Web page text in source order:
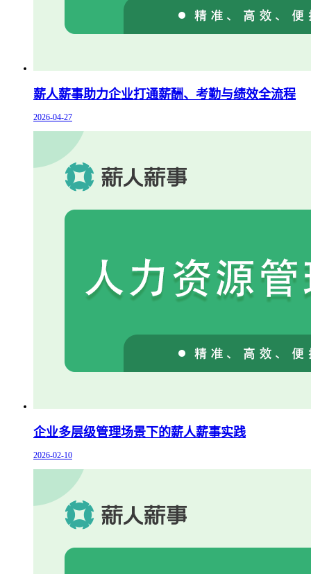
薪人薪事助力企业打通薪酬、考勤与绩效全流程
2026-04-27
企业多层级管理场景下的薪人薪事实践
2026-02-10